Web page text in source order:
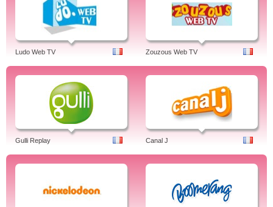
Ludo Web TV Zouzous Web TV
Gulli Replay Canal J